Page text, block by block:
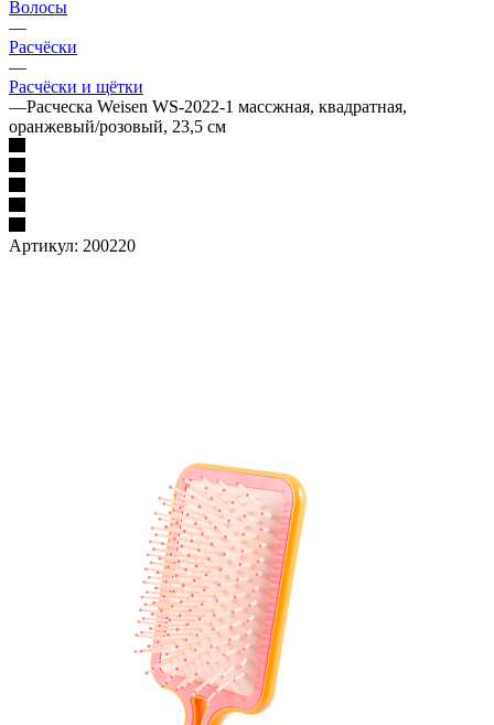
Волосы
—
Расчёски
—
Расчёски и щётки
—Расческа Weisen WS-2022-1 массжная, квадратная,
оранжевый/розовый, 23,5 см
Артикул: 200220